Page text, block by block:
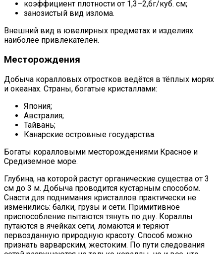
коэффициент плотности от 1,3–2,6г/куб. см;
занозистый вид излома.
Внешний вид в ювелирных предметах и изделиях
наиболее привлекателен.
Месторождения
Добыча коралловых отростков ведётся в тёплых морях
и океанах. Страны, богатые кристаллами:
Япония;
Австралия;
Тайвань;
Канарские островные государства.
Богаты коралловыми месторождениями Красное и
Средиземное море.
Глубина, на которой растут органические существа от 3
см до 3 м. Добыча проводится кустарным способом.
Снасти для поднимания кристаллов практически не
изменились: балки, грузы и сети. Примитивное
приспособление пытаются тянуть по дну. Кораллы
путаются в ячейках сети, ломаются и теряют
первозданную природную красоту. Способ можно
признать варварским, жестоким. По пути следования